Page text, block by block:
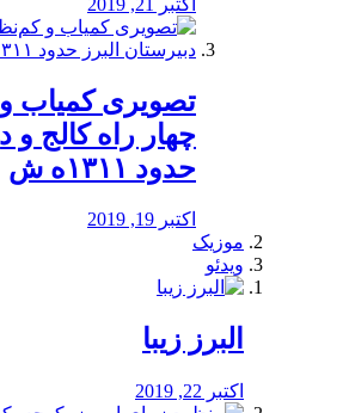
️تصویری کمیاب و
چهار راه كالج و
حدود ۱۳۱۱ه ش
اکتبر 19, 2019
موزیک
ویدئو
البرز زیبا
اکتبر 22, 2019